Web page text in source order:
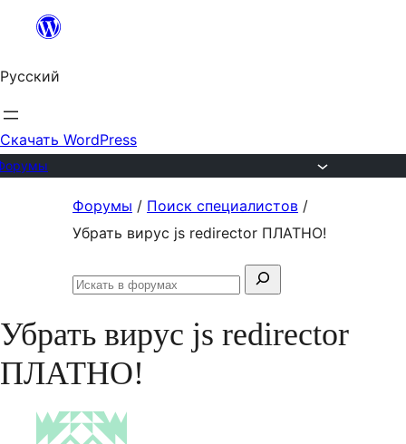
Перейти
содержимому
Русский
Скачать WordPress
Форумы / Поиск специалистов /
Убрать вирус js redirector ПЛАТНО!
Поиск:
Искать
форумах
Убрать вирус js redirector
ПЛАТНО!